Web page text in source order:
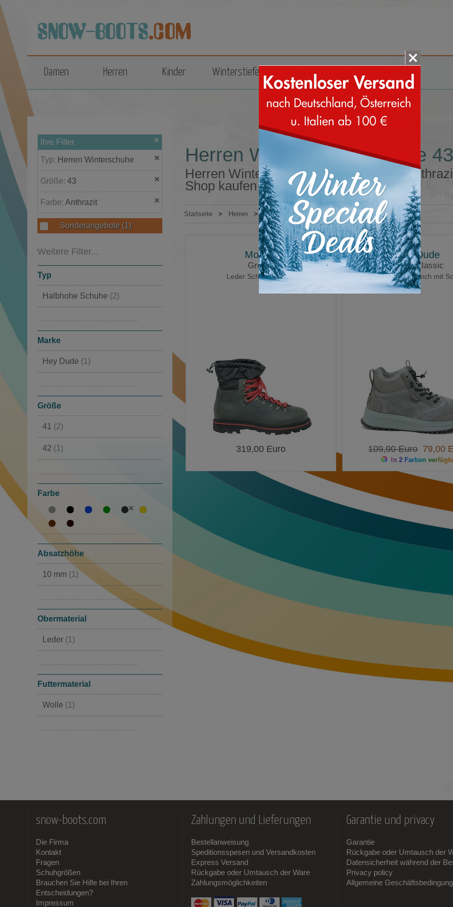
top
Damen Herren Kinder Winterstiefel Zubehör
Ihre Filter
Typ: Herren Winterschuhe
Größe: 43
Farbe: Anthrazit
Sonderangebote (1)
Weitere Filter...
Typ
Halbhohe Schuhe (2)
Marke
Hey Dude (1)
Größe
41 (2)
42 (1)
44(1)
Farbe
Absatzhöhe
10 mm (1)
Obermaterial
Leder (1)
Futtermaterial
Wolle (1)
Herren Winterschuhe Größe
Herren Winterschuhe Größe 43 Farbe
Shop kaufen
Startseite > Herren > Winterschuhe
Monpiz
Groste
Leder Schneeschuhe
319,00 Euro
Hey Dude
Tahoe Classic
Herrenschuhe halbhoch mit
109,90 Euro79,00
In 2 Farben
snow-boots.com
Die Firma
Kontakt
Fragen
Schuhgrößen
Brauchen Sie Hilfe bei Ihren
Entscheidungen?
Impressum
Zahlungen und Lieferungen
Bestellanweisung
Speditionsspesen und Versandkosten
Express Versand
Rückgabe oder Umtausch der Ware
Zahlungsmöglichkeiten
Garantie und privacy
Garantie
Rückgabe oder Umtausch der
Datensicherheit während der
Privacy policy
Allgemeine